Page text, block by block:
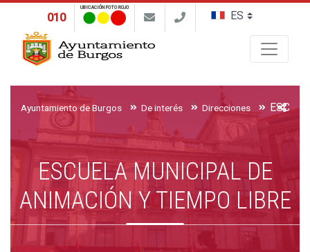
010
UBICACIÓN FOTO ROJO
Ayuntamiento de Burgos De interés Direcciones
ESCUELA MUNICIPAL DE
ANIMACIÓN Y TIEMPO LIBRE